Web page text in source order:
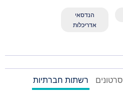
הנדסאי
אדריכלות
סרטונים
רשתות חברתיות